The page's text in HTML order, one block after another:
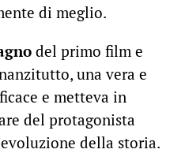
di meglio.
del primo film e
una vera e
e metteva in
del protagonista
della storia.